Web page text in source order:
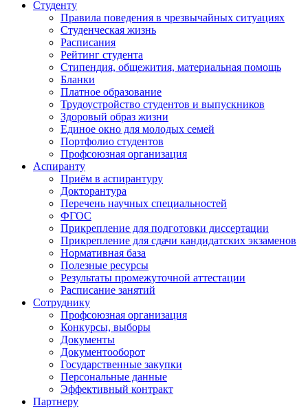
Студенту
Правила поведения в чрезвычайных ситуациях
Студенческая жизнь
Расписания
Рейтинг студента
Стипендия, общежития, материальная помощь
Бланки
Платное образование
Трудоустройство студентов и выпускников
Здоровый образ жизни
Единое окно для молодых семей
Портфолио студентов
Профсоюзная организация
Аспиранту
Приём в аспирантуру
Докторантура
Перечень научных специальностей
ФГОС
Прикрепление для подготовки диссертации
Прикрепление для сдачи кандидатских экзаменов
Нормативная база
Полезные ресурсы
Результаты промежуточной аттестации
Расписание занятий
Сотруднику
Профсоюзная организация
Конкурсы, выборы
Документы
Документооборот
Государственные закупки
Персональные данные
Эффективный контракт
Партнеру